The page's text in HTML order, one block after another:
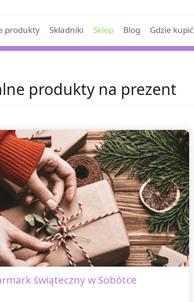
produkty Składniki Sklep Blog Gdzie kupić
produkty na prezent
świąteczny w Sobótce